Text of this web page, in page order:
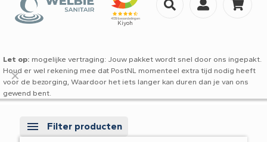
Let op: mogelijke vertraging: Jouw pakket wordt snel door ons ingepakt.
Houd er wel rekening mee dat PostNL momenteel extra tijd nodig heeft
voor de bezorging, Waardoor het iets langer kan duren dan je van ons
gewend bent.
✕
Filter producten